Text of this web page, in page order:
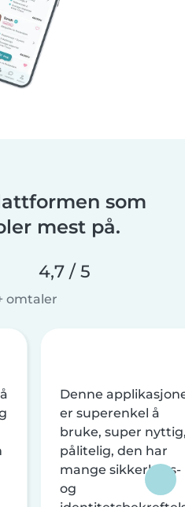
som
mest på.
4,7 / 5
omtaler
Denne
er superenkel å
bruke, super
pålitelig, den har
mange sikkerhets-
og